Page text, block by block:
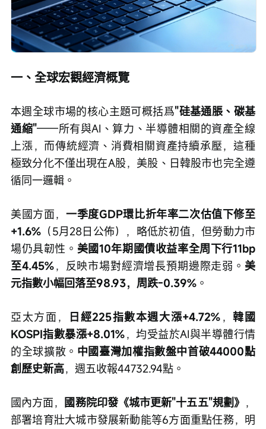
一、全球宏觀經濟概覽
本週全球市場的核心主題可概括爲"硅基通脹、碳基
通縮"——所有與AI、算力、半導體相關的資產全線
上漲，而傳統經濟、消費相關資產持續承壓，這種
極致分化不僅出現在A股，美股、日韓股市也完全遵
循同一邏輯。
美國方面， 一季度GDP環比折年率二次估值下修至
+1.6% （5月28日公佈），略低於初值，但勞動力市
場仍具韌性。 美國10年期國債收益率全周下行11bp
至4.45%，反映市場對經濟增長預期邊際走弱。美
元指數小幅回落至98.93，周跌-0.39% 。
亞太方面， 日經225指數本週大漲+4.72% ，韓國
KOSPI指數暴漲+8.01%，均受益於AI與半導體行情
的全球擴散。 中國臺灣加權指數盤中首破44000點
創歷史新高，週五收報44732.94點。
國內方面， 國務院印發《城市更新"十五五"規劃》 ，
部署培育壯大城市發展新動能等6方面重點任務，明